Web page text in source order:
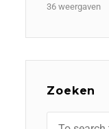
36 weergaven
Zoeken